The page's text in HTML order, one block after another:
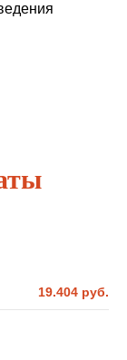
19.404 руб.